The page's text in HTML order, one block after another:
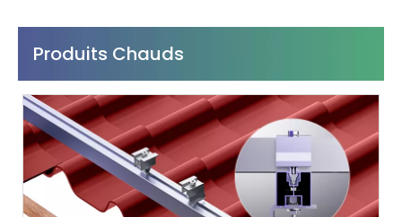
Produits Chauds